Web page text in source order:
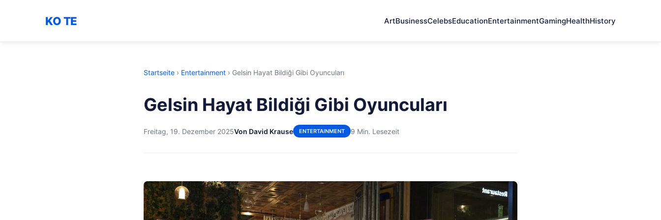
KO TE ArtBusinessCelebsEducationEntertainmentGamingHealthHistory
Startseite › Entertainment › Gelsin Hayat Bildiği Gibi Oyuncuları
Gelsin Hayat Bildiği Gibi Oyuncuları
Freitag, 19. Dezember 2025Von David Krause ENTERTAINMENT 9 Min. Lesezeit